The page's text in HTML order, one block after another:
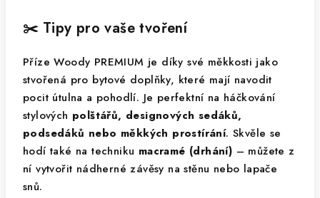
✂️ Tipy pro vaše tvoření
Příze Woody PREMIUM je díky své měkkosti jako
stvořená pro bytové doplňky, které mají navodit
pocit útulna a pohodlí. Je perfektní na háčkování
stylových polštářů, designových sedáků,
podsedáků nebo měkkých prostírání. Skvěle se
hodí také na techniku macramé (drhání) – můžete z
ní vytvořit nádherné závěsy na stěnu nebo lapače
snů.